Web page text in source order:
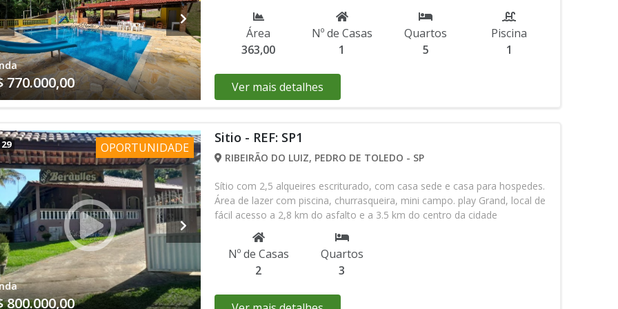
770.000,00
Área
363,00
Nº de Casas
1
Quartos
5
Piscina
1
Ver mais detalhes
29 OPORTUNIDADE
800.000,00
Sitio - REF: SP1
RIBEIRÃO DO LUIZ, PEDRO DE TOLEDO - SP
Sítio com 2,5 alqueires escriturado, com casa sede e casa para hospedes.
Área de lazer com piscina, churrasqueira, mini campo. play Grand, local de
fácil acesso a 2,8 km do asfalto e a 3.5 km do centro da cidade
Documentação: Com escritura Valor de vanda R$ 800.000,00 mil reais (
Estuda proposta ) Agende sua visita pelos zap (13) 98123-98-97 ou (13)
9884761-30 falar com Roberto
Nº de Casas
2
Quartos
3